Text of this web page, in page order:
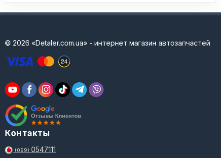
© 2026 «Detaler.com.ua» - интернет магазин автозапчастей
Контакты
(099) 0547111